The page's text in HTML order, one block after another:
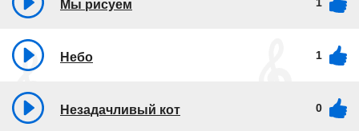
Мы рисуем
Небо 1
Незадачливый кот 0